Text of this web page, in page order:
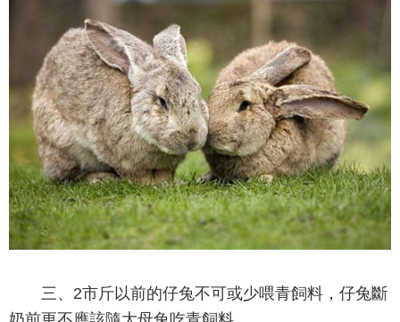
三、2市斤以前的仔兔不可或少喂青飼料，仔兔斷